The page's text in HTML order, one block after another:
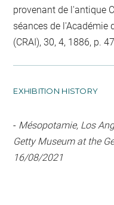
provenant de l'antique
séances de l'Académie
(CRAI), 30, 4, 1886, p.
EXHIBITION HISTORY
- Mésopotamie, Los
Getty Museum at the
16/08/2021